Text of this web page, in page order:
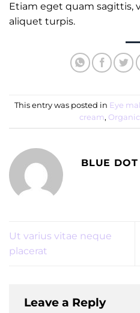
Etiam eget quam sagittis,
aliquet turpis.
This entry was posted in Eye
cream, Organic
BLUE DOT
Ut varius vitae neque
placerat
Leave a Reply